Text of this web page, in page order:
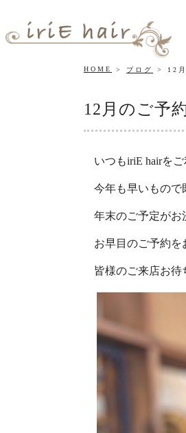
HOME ブログ 12
12月のご予
いつもiriE hairを
今年も早いもので
年末のご予定が
お早目のご予約を
皆様のご来店お待